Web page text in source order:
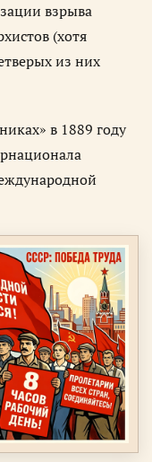
взрыва
(хотя
из них
в 1889 году